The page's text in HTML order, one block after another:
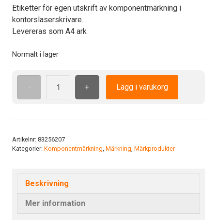
Etiketter för egen utskrift av komponentmärkning i
kontorslaserskrivare.
Levereras som A4 ark
Normalt i lager
-
Etikett
Färg:
+ Lägg i varukorg
Artikelnr: 83256207
Kategorier: Komponentmärkning, Märkning, Märkprodukter
Beskrivning
Mer information